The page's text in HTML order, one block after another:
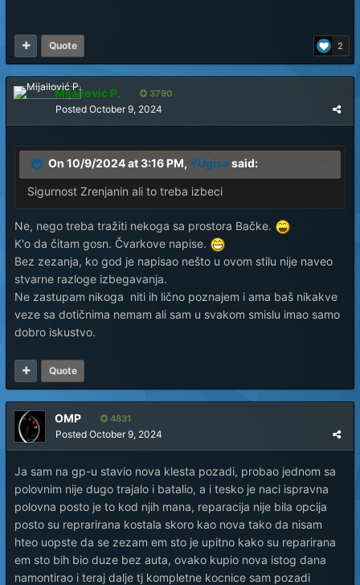
2
Quote
Mijailović P. 3790
Posted October 9, 2024
On 10/9/2024 at 3:16 PM, YUgisa said:
Sigurnost Zrenjanin ali to treba izbeci
Ne, nego treba tražiti nekoga sa prostora Bačke.
K'o da čitam gosn. Čvarkove napise.
Bez zezanja, ko god je napisao nešto u ovom stilu nije naveo
stvarne razloge izbegavanja.
Ne zastupam nikoga niti ih lično poznajem i ama baš nikakve
veze sa dotičnima nemam ali sam u svakom smislu imao samo
dobro iskustvo.
Quote
OMP 4831
Posted October 9, 2024
Ja sam na gp-u stavio nova klesta pozadi, probao jednom sa
polovnim nije dugo trajalo i batalio, a i tesko je naci ispravna
polovna posto je to kod njih mana, reparacija nije bila opcija
posto su reprarirana kostala skoro kao nova tako da nisam
hteo uopste da se zezam em sto je upitno kako su reparirana
em sto bih bio duze bez auta, ovako kupio nova istog dana
namontirao i teraj dalje tj kompletne kocnice sam pozadi